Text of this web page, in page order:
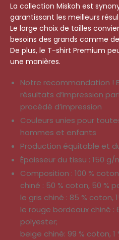
La collection Miskoh est
garantissant les meilleurs
Le large choix de tailles
besoins des grands comme
De plus, le T-shirt Premium
une manières.
Notre recommandation !
résultats d’impression
procédé d’impression
Couleurs unies pour
hommes et enfants
Production équitable et
Épaisseur du tissu : 150 g/
Composition : 100 %
chiné : 50 % coton, 50 %
le gris chiné : 85 % coton,
le rouge bordeaux chiné :
polyester;
beige chiné: 99 % coton,